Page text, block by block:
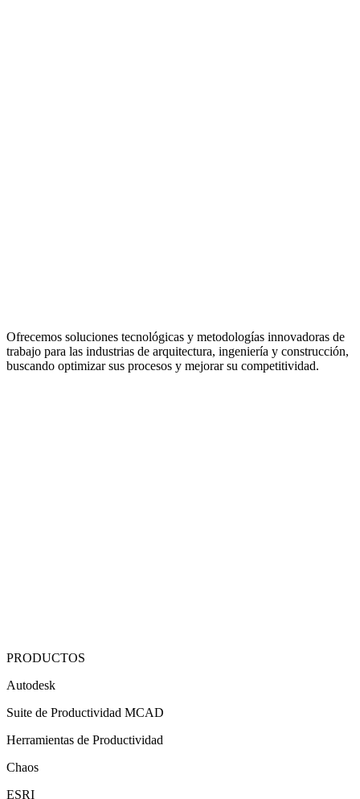
Ofrecemos soluciones tecnológicas y metodologías innovadoras de
trabajo para las industrias de arquitectura, ingeniería y construcción,
buscando optimizar sus procesos y mejorar su competitividad.
PRODUCTOS
Autodesk
Suite de Productividad MCAD
Herramientas de Productividad
Chaos
ESRI